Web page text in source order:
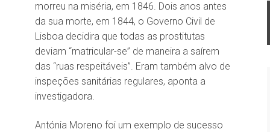
morreu na miséria, em 1846. Dois anos antes
da sua morte, em 1844, o Governo Civil de
Lisboa decidira que todas as prostitutas
deviam “matricular-se” de maneira a saírem
das “ruas respeitáveis”. Eram também alvo de
inspeções sanitárias regulares, aponta a
investigadora.
Antónia Moreno foi um exemplo de sucesso